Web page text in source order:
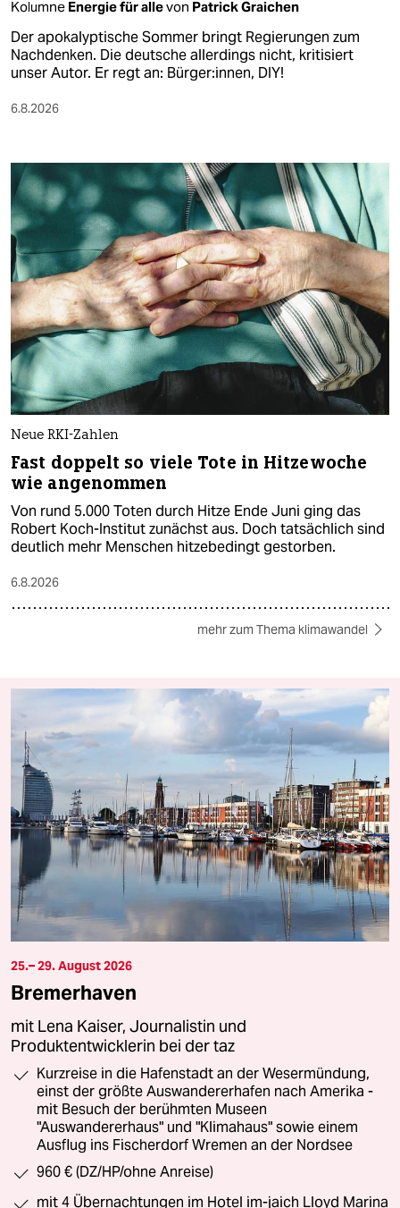
Kolumne Energie für allevon Patrick Graichen
Der apokalyptische Sommer bringt Regierungen zum
Nachdenken. Die deutsche allerdings nicht, kritisiert
unser Autor. Er regt an: Bürger:innen, DIY!
6.8.2026
Neue RKI-Zahlen
Fast doppelt so viele Tote in Hitzewoche
wie angenommen
Von rund 5.000 Toten durch Hitze Ende Juni ging das
Robert Koch-Institut zunächst aus. Doch tatsächlich sind
deutlich mehr Menschen hitzebedingt gestorben.
6.8.2026
mehr zum Thema klimawandel
25.– 29. August 2026
Bremerhaven
mit Lena Kaiser, Journalistin und
Produktentwicklerin bei der taz
Kurzreise in die Hafenstadt an der Wesermündung,
einst der größte Auswandererhafen nach Amerika -
mit Besuch der berühmten Museen
"Auswandererhaus" und "Klimahaus" sowie einem
Ausflug ins Fischerdorf Wremen an der Nordsee
960 € (DZ/HP/ohne Anreise)
mit 4 Übernachtungen im Hotel im-jaich Lloyd Marina